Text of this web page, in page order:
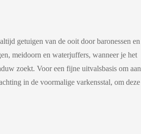
getuigen van de ooit door baronessen en
meidoorn en waterjuffers, wanneer je het
zoekt. Voor een fijne uitvalsbasis om aan
in de voormalige varkensstal, om deze